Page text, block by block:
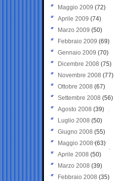
Maggio 2009 (72)
Aprile 2009 (74)
Marzo 2009 (50)
Febbraio 2009 (69)
Gennaio 2009 (70)
Dicembre 2008 (75)
Novembre 2008 (77)
Ottobre 2008 (67)
Settembre 2008 (56)
Agosto 2008 (39)
Luglio 2008 (50)
Giugno 2008 (55)
Maggio 2008(63)
Aprile 2008 (50)
Marzo 2008 (39)
Febbraio 2008 (35)